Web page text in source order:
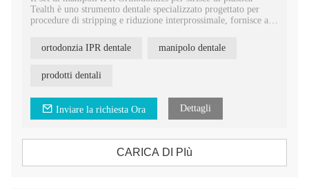
Tealth è uno strumento dentale specializzato progettato per
procedure di stripping e riduzione interprossimale, fornisce ai
efficiente per stripping e riduzione interprossimale precisi ed
efficaci.
ortodonzia IPR dentale manipolo dentale
prodotti dentali
Inviare la richiesta Ora Dettagli
CARICA DI PIù